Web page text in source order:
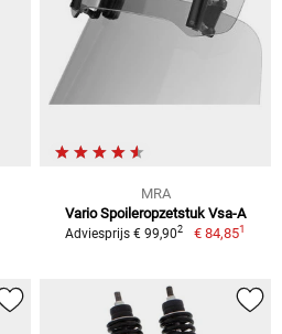
MRA
Vario Spoileropzetstuk Vsa-A
Adviesprijs € 99,902 € 84,851